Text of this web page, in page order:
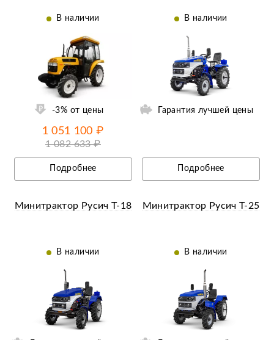
В наличии
-3% от цены
1 051 100 ₽
1 082 633 ₽
Подробнее
В наличии
Ещё 1 фотография
Гарантия лучшей цены
Подробнее
Минитрактор Русич Т-18
В наличии
Минитрактор Русич Т-25
В наличии
Ещё 2 фотографии